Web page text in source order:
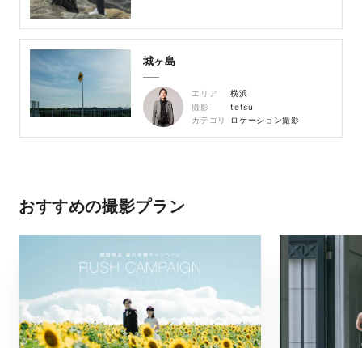
城ヶ島
エリア
横浜
撮影
tetsu
カテゴリ
ロケーション撮影
おすすめの撮影プラン